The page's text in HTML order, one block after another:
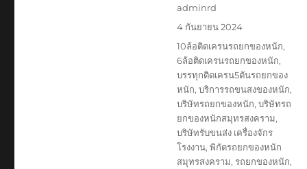
ผู้
เขียน
adminrd
เขียน
เมื่อ
4 กันยายน 2024
ป้าย
กำกับ
10ล้อติดเครนรถยกของหนัก,
6ล้อติดเครนรถยกของหนัก,
บรรทุกติดเครน5ตันรถยกของ
หนัก, บริการรถขนสงของหนัก,
บริษัทรถยกของหนัก, บริษัทรถ
ยกของหนักสมุทรสงคราม,
บริษัทรับขนส่ง เครื่องจักร
โรงงาน, พิกัดรถยกของหนัก
สมุทรสงคราม, รถยกของหนัก,